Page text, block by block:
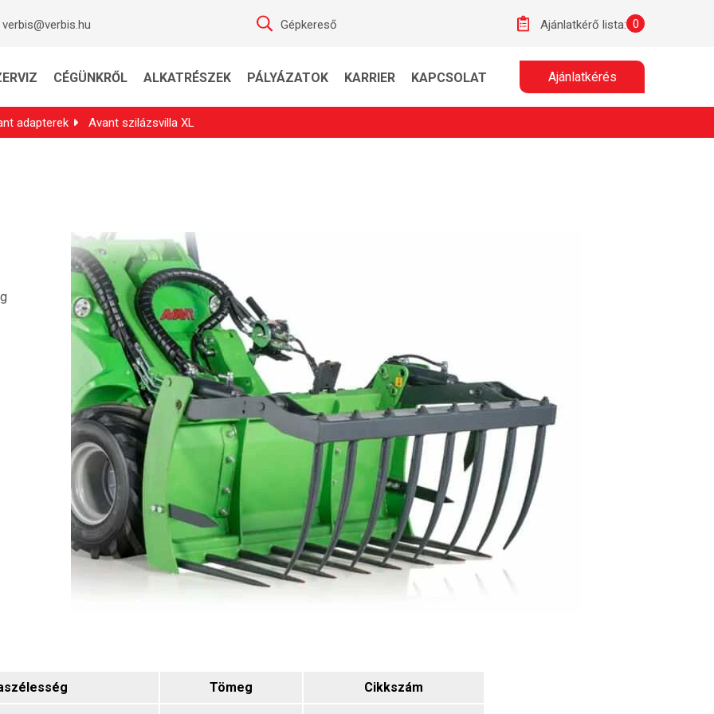
verbis@verbis.hu Gépkereső Ajánlatkérő lista: 0
CÉGÜNKRŐL ALKATRÉSZEK PÁLYÁZATOK KARRIER KAPCSOLAT Ajánlatkérés
adapterek Avant szilázsvilla XL
Tömeg Cikkszám